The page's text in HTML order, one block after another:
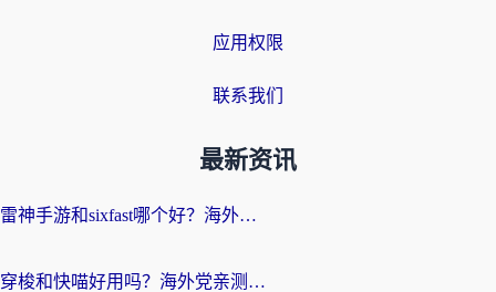
应用权限
联系我们
最新资讯
雷神手游和sixfast哪个好？海外党亲测3款回国加速器，教你选对不踩坑
穿梭和快喵好用吗？海外党亲测：小众加速器对比+番茄加速器深度体验